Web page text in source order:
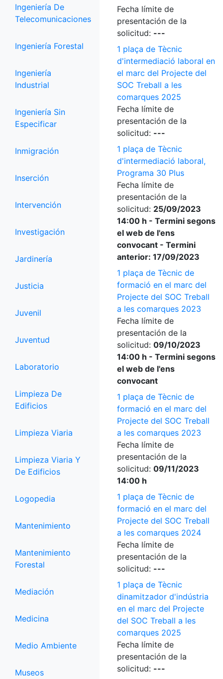
Ingeniería De
Telecomunicaciones
Ingeniería Forestal
Ingeniería
Industrial
Ingeniería Sin
Especificar
Inmigración
Inserción
Intervención
Investigación
Jardinería
Justicia
Juvenil
Juventud
Laboratorio
Limpieza De
Edificios
Limpieza Viaria
Limpieza Viaria Y
De Edificios
Logopedia
Mantenimiento
Mantenimiento
Forestal
Mediación
Medicina
Medio Ambiente
Museos
Fecha límite de
presentación de la
solicitud: ---
1 plaça de Tècnic
d'intermediació laboral en
el marc del Projecte del
SOC Treball a les
comarques 2025
Fecha límite de
presentación de la
solicitud: ---
1 plaça de Tècnic
d'intermediació laboral,
Programa 30 Plus
Fecha límite de
presentación de la
solicitud: 25/09/2023
14:00 h - Termini segons
el web de l'ens
convocant - Termini
anterior: 17/09/2023
1 plaça de Tècnic de
formació en el marc del
Projecte del SOC Treball
a les comarques 2023
Fecha límite de
presentación de la
solicitud: 09/10/2023
14:00 h - Termini segons
el web de l'ens
convocant
1 plaça de Tècnic de
formació en el marc del
Projecte del SOC Treball
a les comarques 2023
Fecha límite de
presentación de la
solicitud: 09/11/2023
14:00 h
1 plaça de Tècnic de
formació en el marc del
Projecte del SOC Treball
a les comarques 2024
Fecha límite de
presentación de la
solicitud: ---
1 plaça de Tècnic
dinamitzador d'indústria
en el marc del Projecte
del SOC Treball a les
comarques 2025
Fecha límite de
presentación de la
solicitud: ---